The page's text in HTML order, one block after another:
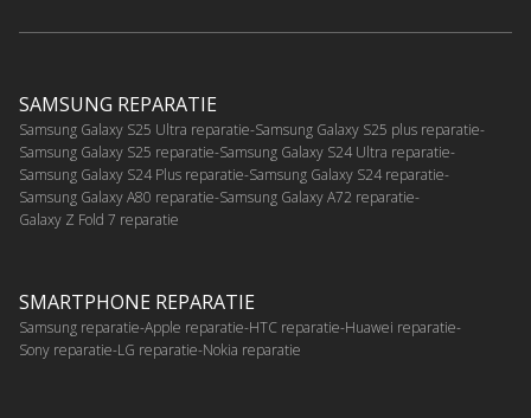
SAMSUNG REPARATIE
Samsung Galaxy S25 Ultra reparatie Samsung Galaxy S25 plus reparatie
Samsung Galaxy S25 reparatie Samsung Galaxy S24 Ultra reparatie
Samsung Galaxy S24 Plus reparatie Samsung Galaxy S24 reparatie
Samsung Galaxy A80 reparatie Samsung Galaxy A72 reparatie
Galaxy Z Fold 7 reparatie
SMARTPHONE REPARATIE
Samsung reparatie Apple reparatie HTC reparatie Huawei reparatie
Sony reparatie LG reparatie Nokia reparatie